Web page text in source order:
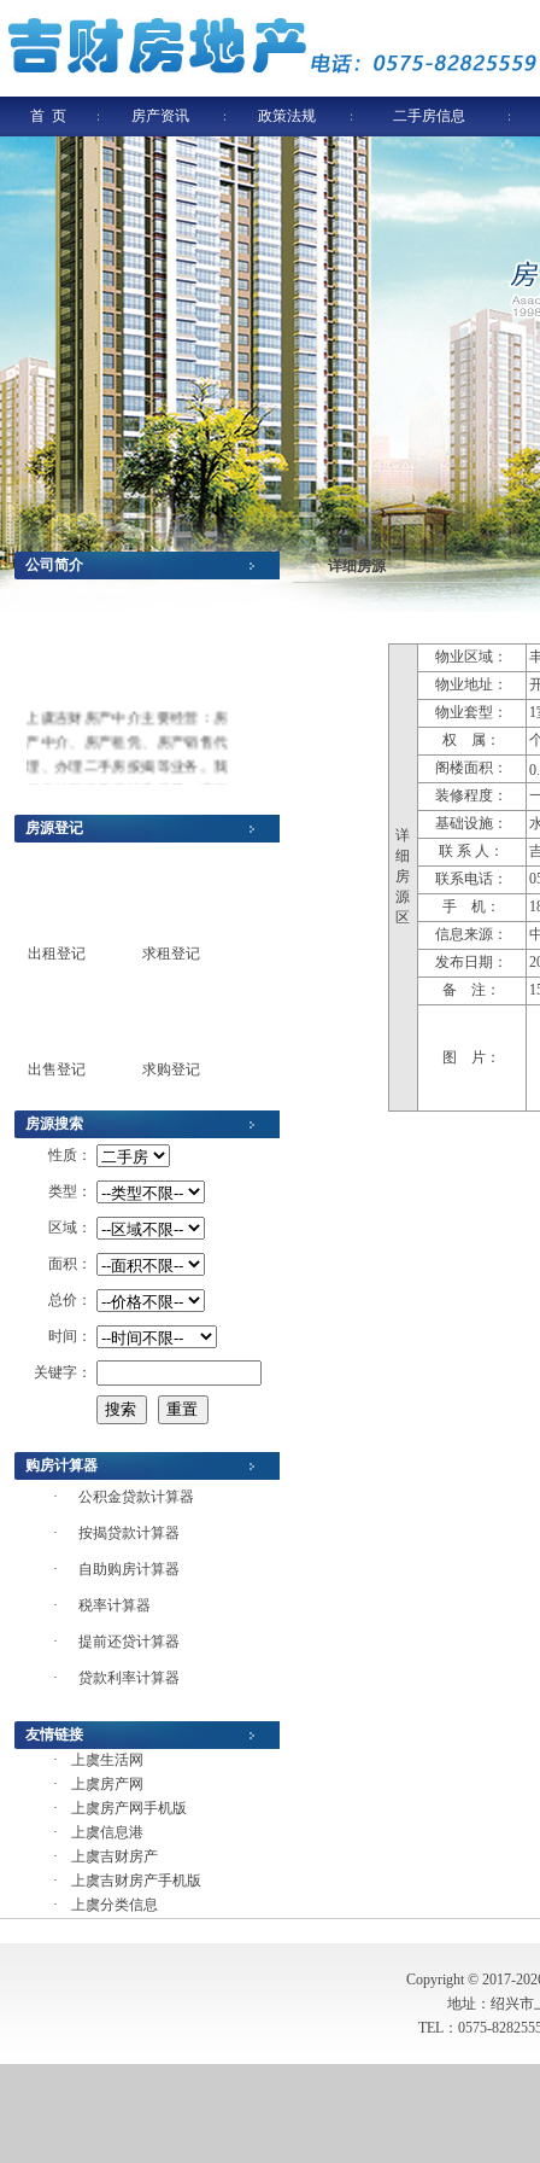
首 页 房产资讯 政策法规 二手房信息
公司简介
上虞吉财房产中介主要经营：房
产中介、房产租凭、房产销售代
理、办理二手房按揭等业务。我
们自始至终坚持以高质量、高服
本、以客户主上为原则，并以最
就是我们最大的追求。
房源登记
出租登记 求租登记
出售登记 求购登记
房源搜索
性质：
类型：
区域：
面积：
总价：
时间：
关键字：
购房计算器
·
公积金贷款计算器
· 按揭贷款计算器
· 自助购房计算器
· 税率计算器
· 提前还贷计算器
· 贷款利率计算器
友情链接
·
上虞生活网
·
上虞房产网
·
上虞房产网手机版
·
上虞信息港
·
上虞吉财房产
·
上虞吉财房产手机版
·
上虞分类信息
详细房源
详
细
房
源
区
物业区域：
物业地址：
物业套型：
权 属：
阁楼面积：
装修程度：
基础设施：
联 系 人：
联系电话：
手 机：
信息来源：
发布日期：
备 注：
图 片：
Copyright © 2017-
地址：绍兴市
TEL：0575-